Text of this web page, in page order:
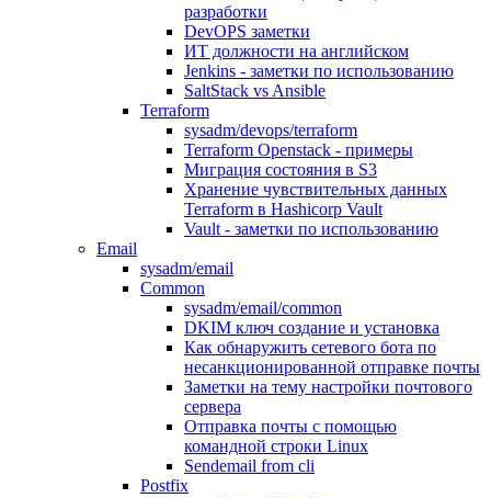
разработки
DevOPS заметки
ИТ должности на английском
Jenkins - заметки по использованию
SaltStack vs Ansible
Terraform
sysadm/devops/terraform
Terraform Openstack - примеры
Миграция состояния в S3
Хранение чувствительных данных
Terraform в Hashicorp Vault
Vault - заметки по использованию
Email
sysadm/email
Common
sysadm/email/common
DKIM ключ создание и установка
Как обнаружить сетевого бота по
несанкционированной отправке почты
Заметки на тему настройки почтового
сервера
Отправка почты с помощью
командной строки Linux
Sendemail from cli
Postfix